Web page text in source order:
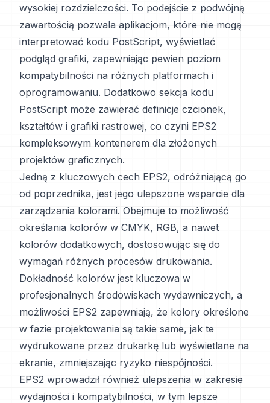
wysokiej rozdzielczości. To podejście z podwójną
zawartością pozwala aplikacjom, które nie mogą
interpretować kodu PostScript, wyświetlać
podgląd grafiki, zapewniając pewien poziom
kompatybilności na różnych platformach i
oprogramowaniu. Dodatkowo sekcja kodu
PostScript może zawierać definicje czcionek,
kształtów i grafiki rastrowej, co czyni EPS2
kompleksowym kontenerem dla złożonych
projektów graficznych.
Jedną z kluczowych cech EPS2, odróżniającą go
od poprzednika, jest jego ulepszone wsparcie dla
zarządzania kolorami. Obejmuje to możliwość
określania kolorów w CMYK, RGB, a nawet
kolorów dodatkowych, dostosowując się do
wymagań różnych procesów drukowania.
Dokładność kolorów jest kluczowa w
profesjonalnych środowiskach wydawniczych, a
możliwości EPS2 zapewniają, że kolory określone
w fazie projektowania są takie same, jak te
wydrukowane przez drukarkę lub wyświetlane na
ekranie, zmniejszając ryzyko niespójności.
EPS2 wprowadził również ulepszenia w zakresie
wydajności i kompatybilności, w tym lepsze